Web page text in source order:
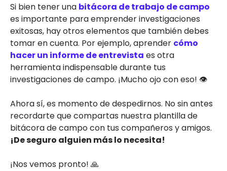
Si bien tener una bitácora de trabajo de campo
es importante para emprender investigaciones
exitosas, hay otros elementos que también debes
tomar en cuenta. Por ejemplo, aprender cómo
hacer un informe de entrevista es otra
herramienta indispensable durante tus
investigaciones de campo. ¡Mucho ojo con eso! 👁️
Ahora sí, es momento de despedirnos. No sin antes
recordarte que compartas nuestra plantilla de
bitácora de campo con tus compañeros y amigos.
¡De seguro alguien más lo necesita!
¡Nos vemos pronto! 🙏